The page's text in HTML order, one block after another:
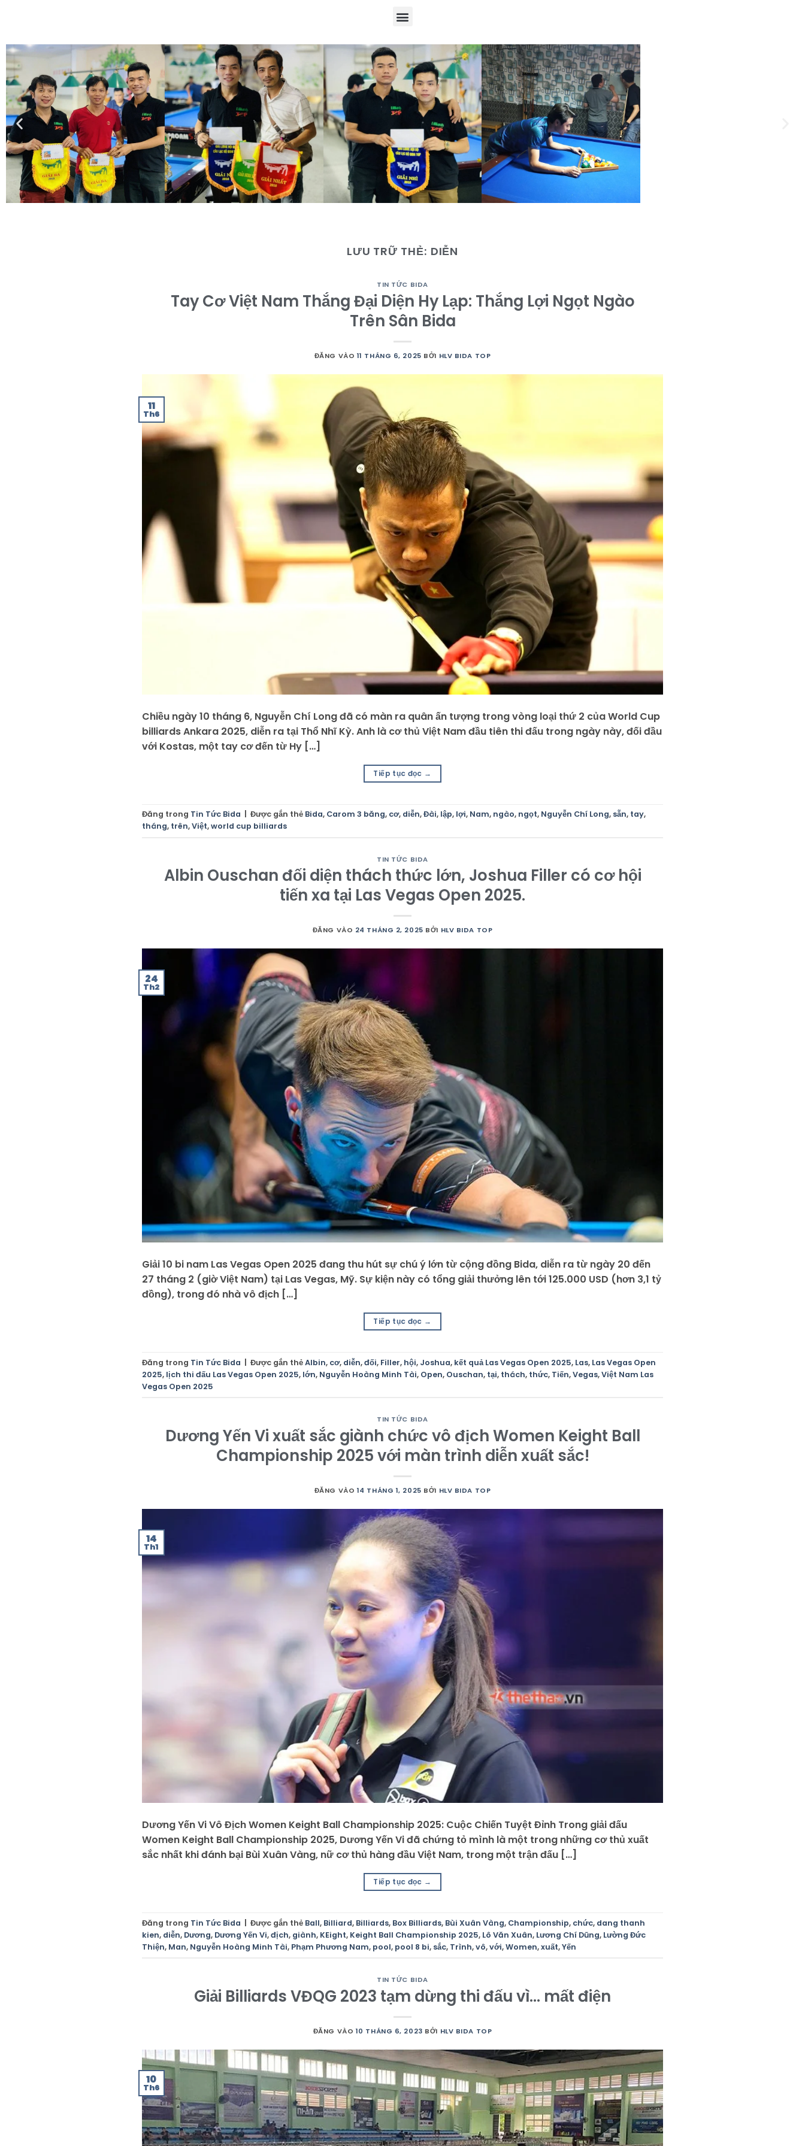
LƯU TRỮ THẺ: DIỄN
TIN TỨC BIDA
Tay Cơ Việt Nam Thắng Đại Diện Hy Lạp: Thắng Lợi Ngọt Ngào
Trên Sân Bida
ĐĂNG VÀO 11 THÁNG 6, 2025 BỞI HLV BIDA TOP
11
Th6
Chiều ngày 10 tháng 6, Nguyễn Chí Long đã có màn ra quân ấn tượng trong vòng loại thứ 2 của World Cup
billiards Ankara 2025, diễn ra tại Thổ Nhĩ Kỳ. Anh là cơ thủ Việt Nam đầu tiên thi đấu trong ngày này, đối đầu
với Kostas, một tay cơ đến từ Hy […]
Tiếp tục đọc →
Đăng trong Tin Tức Bida Được gắn thẻ Bida, Carom 3 băng, cơ, diễn,Đài, lập, lợi, Nam, ngào, ngọt, Nguyễn Chí Long, sẵn, tay,
tháng, trên,Việt,world cup billiards
TIN TỨC BIDA
Albin Ouschan đối diện thách thức lớn, Joshua Filler có cơ hội
tiến xa tại Las Vegas Open 2025.
ĐĂNG VÀO 24 THÁNG 2, 2025 BỞI HLV BIDA TOP
24
Th2
Giải 10 bi nam Las Vegas Open 2025 đang thu hút sự chú ý lớn từ cộng đồng Bida, diễn ra từ ngày 20 đến
27 tháng 2 (giờ Việt Nam) tại Las Vegas, Mỹ. Sự kiện này có tổng giải thưởng lên tới 125.000 USD (hơn 3,1 tỷ
đồng), trong đó nhà vô địch […]
Tiếp tục đọc →
Đăng trong Tin Tức Bida Được gắn thẻAlbin, cơ, diễn,đối, Filler, hội, Joshua, kết quả Las Vegas Open 2025, Las, Las Vegas Open
2025, lịch thi đấu Las Vegas Open 2025, lớn, Nguyễn Hoàng Minh Tài, Open, Ouschan, tại, thách, thức, Tiến,Vegas,Việt Nam Las
Vegas Open 2025
TIN TỨC BIDA
Dương Yến Vi xuất sắc giành chức vô địch Women Keight Ball
Championship 2025 với màn trình diễn xuất sắc!
ĐĂNG VÀO 14 THÁNG 1, 2025 BỞI HLV BIDA TOP
14
Th1
Dương Yến Vi Vô Địch Women Keight Ball Championship 2025: Cuộc Chiến Tuyệt Đỉnh Trong giải đấu
Women Keight Ball Championship 2025, Dương Yến Vi đã chứng tỏ mình là một trong những cơ thủ xuất
sắc nhất khi đánh bại Bùi Xuân Vàng, nữ cơ thủ hàng đầu Việt Nam, trong một trận đấu […]
Tiếp tục đọc →
Đăng trong Tin Tức Bida Được gắn thẻ Ball, Billiard, Billiards, Box Billiards, Bùi Xuân Vàng, Championship, chức, dang thanh
kien, diễn, Dương, Dương Yến Vi,địch, giành, KEight, Keight Ball Championship 2025, Lô Văn Xuân, Lương Chí Dũng, Lường Đức
Thiện, Man, Nguyễn Hoàng Minh Tài, Phạm Phương Nam, pool, pool 8 bi, sắc, Trình,vô,với,Women,xuất,Yến
TIN TỨC BIDA
Giải Billiards VĐQG 2023 tạm dừng thi đấu vì… mất điện
ĐĂNG VÀO 10 THÁNG 6, 2023 BỞI HLV BIDA TOP
10
Th6